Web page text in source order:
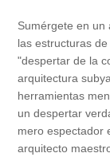
Sumérgete en un
las estructuras
"despertar de la
arquitectura
herramientas
un despertar
mero espectador
arquitecto